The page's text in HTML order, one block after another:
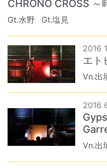
CHRONO CROSS
Gt.水野 Gt.塩見
2016
エト
Vn.出
2016
Vn.出